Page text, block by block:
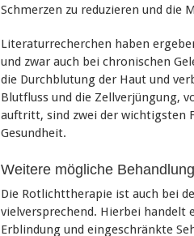
Schmerzen zu reduzieren und die
Literaturrecherchen haben
und zwar auch bei chronischen
die Durchblutung der Haut und
Blutfluss und die Zellverjüngung,
auftritt, sind zwei der wichtigsten
Gesundheit.
Weitere mögliche
Die Rotlichttherapie ist auch bei
vielversprechend. Hierbei handelt
Erblindung und eingeschränkte